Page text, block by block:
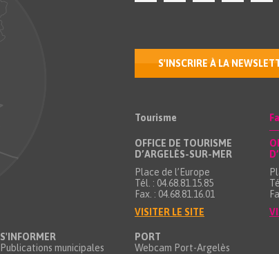
S'INSCRIRE À LA
Tourisme
OFFICE DE TOURISME
D’ARGELÈS-SUR-MER
Place de l’Europe
Tél. : 04.68.81.15.85
Fax. : 04.68.81.16.01
VISITER LE SITE
S'INFORMER
Publications municipales
PORT
Webcam Port-Argelès